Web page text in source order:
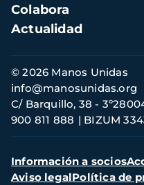
Colabora
Actualidad
Información
de
contacto
© 2026 Manos Unidas
C/ Barquillo, 38 -
900 811 888
BIZUM
info@manosunidas.org
Menú
secundario
Información a socios
Aviso legalPolítica de